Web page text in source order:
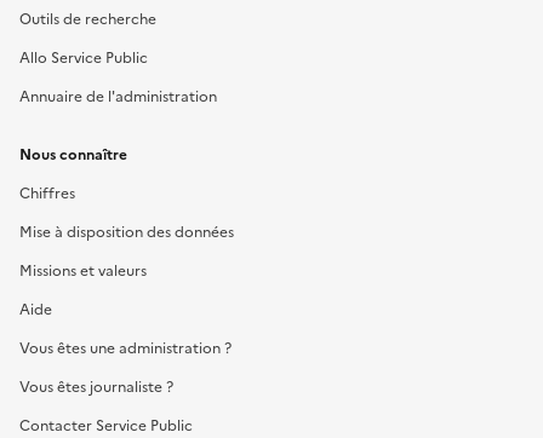
Outils de recherche
Allo Service Public
Annuaire de l'administration
Nous connaître
Chiffres
Mise à disposition des données
Missions et valeurs
Aide
Vous êtes une administration ?
Vous êtes journaliste ?
Contacter Service Public